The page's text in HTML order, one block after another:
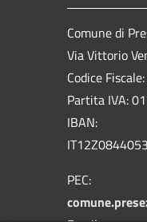
Comune di
Via Vittorio
Codice
Partita IVA:
IBAN:
PEC: